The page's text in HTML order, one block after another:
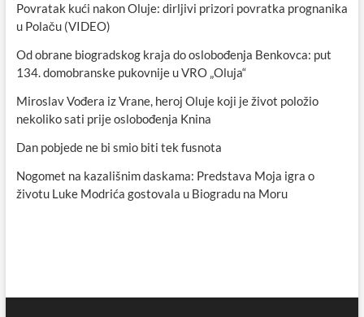
Povratak kući nakon Oluje: dirljivi prizori povratka prognanika
u Polaču (VIDEO)
Od obrane biogradskog kraja do oslobođenja Benkovca: put
134. domobranske pukovnije u VRO „Oluja“
Miroslav Vođera iz Vrane, heroj Oluje koji je život položio
nekoliko sati prije oslobođenja Knina
Dan pobjede ne bi smio biti tek fusnota
Nogomet na kazališnim daskama: Predstava Moja igra o
životu Luke Modrića gostovala u Biogradu na Moru